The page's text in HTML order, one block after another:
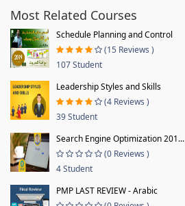
Most Related Courses
Schedule Planning and Control
(15 Reviews )
107 Student
Leadership Styles and Skills
(4 Reviews )
39 Student
Search Engine Optimization 201...
(0 Reviews )
4 Student
PMP LAST REVIEW - Arabic